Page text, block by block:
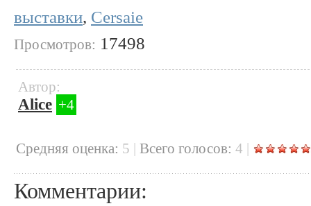
выставки, Cersaie
Просмотров: 17498
Автор:
Alice +4
Cредняя оценка: 5 | Всего голосов: 4 |
Комментарии: